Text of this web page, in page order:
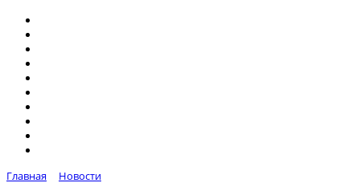
Главная
Новости